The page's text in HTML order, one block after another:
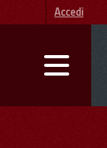
Accedi